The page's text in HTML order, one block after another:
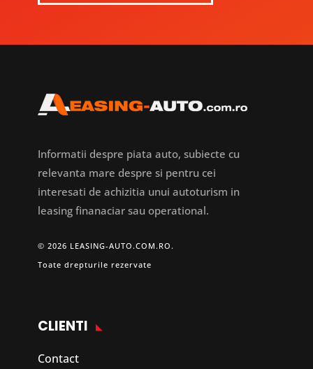
Informatii despre piata auto, subiecte cu
relevanta mare despre si pentru cei
interesati de achizitia unui autoturism in
leasing finanaciar sau operational.
© 2026 LEASING-AUTO.COM.RO.
Toate drepturile rezervate
CLIENTI
Contact